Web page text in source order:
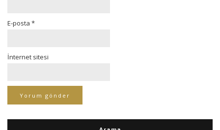
E-posta *
İnternet sitesi